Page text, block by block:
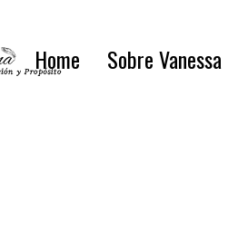
Home Sobre Vanessa